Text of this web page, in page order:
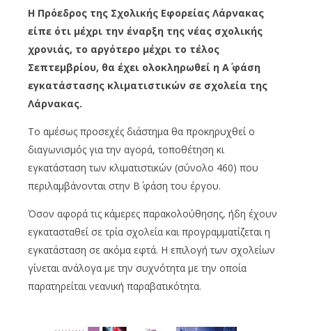
Η Πρόεδρος της Σχολικής Εφορείας Λάρνακας
είπε ότι μέχρι την έναρξη της νέας σχολικής
χρονιάς, το αργότερο μέχρι το τέλος
Σεπτεμβρίου, θα έχει ολοκληρωθεί η Α΄ φάση
εγκατάστασης κλιματιστικών σε σχολεία της
Λάρνακας.
Το αμέσως προσεχές διάστημα θα προκηρυχθεί ο
διαγωνισμός για την αγορά, τοποθέτηση κι
εγκατάσταση των κλιματιστικών (σύνολο 460) που
περιλαμβάνονται στην Β΄ φάση του έργου.
Όσον αφορά τις κάμερες παρακολούθησης, ήδη έχουν
εγκατασταθεί σε τρία σχολεία και προγραμματίζεται η
εγκατάσταση σε ακόμα εφτά. Η επιλογή των σχολείων
γίνεται ανάλογα με την συχνότητα με την οποία
παρατηρείται νεανική παραβατικότητα.